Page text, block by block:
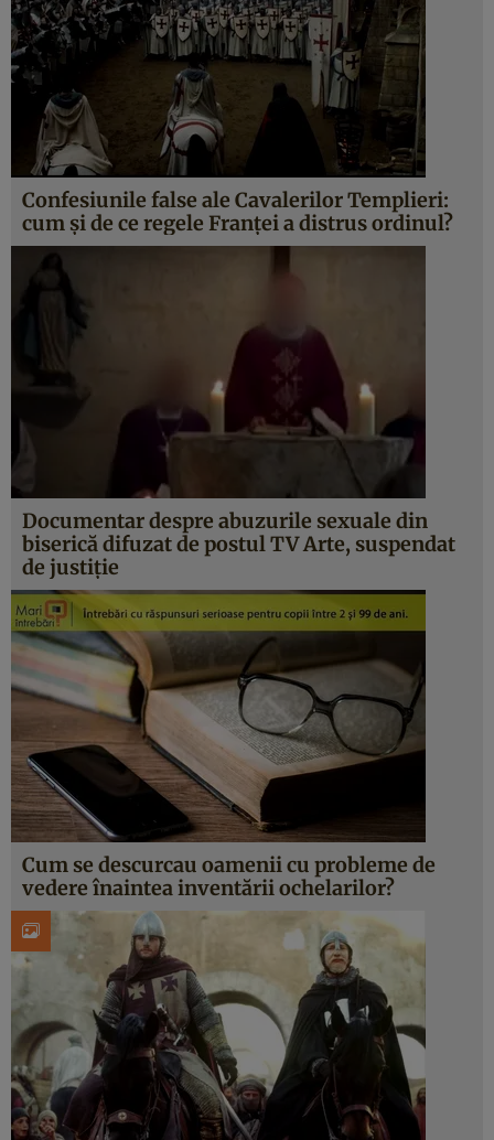
Confesiunile false ale Cavalerilor Templieri:
cum şi de ce regele Franţei a distrus ordinul?
Documentar despre abuzurile sexuale din
biserică difuzat de postul TV Arte, suspendat
de justiţie
Cum se descurcau oamenii cu probleme de
vedere înaintea inventării ochelarilor?